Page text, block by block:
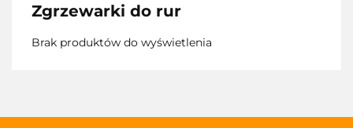
Zgrzewarki do rur
Brak produktów do wyświetlenia